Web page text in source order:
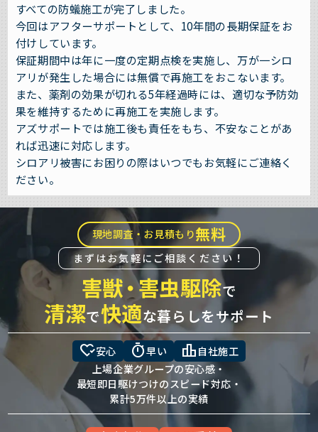
すべての防蟻施工が完了しました。
今回はアフターサポートとして、10年間の長期保証をお
付けしています。
保証期間中は年に一度の定期点検を実施し、万が一シロ
アリが発生した場合には無償で再施工をおこないます。
また、薬剤の効果が切れる5年経過時には、適切な予防効
果を維持するために再施工を実施します。
アズサポートでは施工後も責任をもち、不安なことがあ
れば迅速に対応します。
シロアリ被害にお困りの際はいつでもお気軽にご連絡く
ださい。
現地調査・お見積もり無料
まずはお気軽にご相談ください！
害獣・害虫駆除で
清潔で快適な暮らしをサポート
heart_check安心 timer早い leaderboard 自社施工
上場企業グループの安心感・
最短即日駆けつけのスピード対応・
累計5万件以上の実績